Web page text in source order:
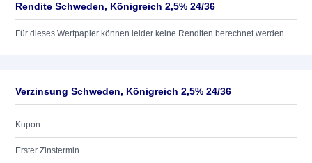
Rendite Schweden, Königreich 2,5% 24/36
Für dieses Wertpapier können leider keine Renditen berechnet werden.
Verzinsung Schweden, Königreich 2,5% 24/36
Kupon
Erster Zinstermin